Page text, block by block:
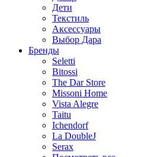
Дети
Текстиль
Аксессуары
Выбор Дара
Бренды
Seletti
Bitossi
The Dar Store
Missoni Home
Vista Alegre
Taitu
Ichendorf
La DoubleJ
Serax